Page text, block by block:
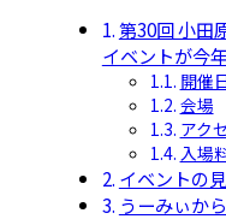
第30回 小田
イベントが今
開催
会場
アク
入場
イベントの
うーみぃか